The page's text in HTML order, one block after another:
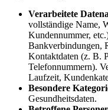
Verarbeitete
vollständige Name,
Kundennummer,
Bankverbindungen,
Kontaktdaten (z. B.
Telefonnummern).
Laufzeit,
Besondere
Gesundheitsdaten.